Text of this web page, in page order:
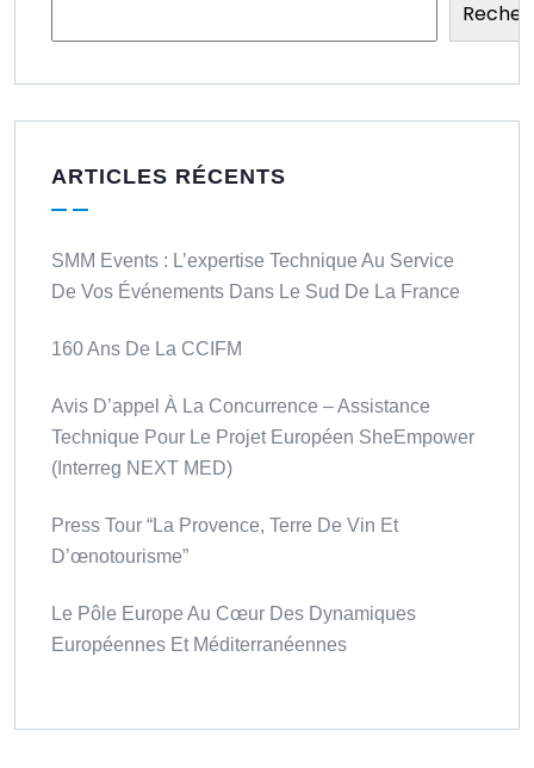
ARTICLES RÉCENTS
SMM Events : L’expertise Technique Au Service
De Vos Événements Dans Le Sud De La France
160 Ans De La CCIFM
Avis D’appel À La Concurrence – Assistance
Technique Pour Le Projet Européen SheEmpower
(Interreg NEXT MED)
Press Tour “La Provence, Terre De Vin Et
D’œnotourisme”
Le Pôle Europe Au Cœur Des Dynamiques
Européennes Et Méditerranéennes